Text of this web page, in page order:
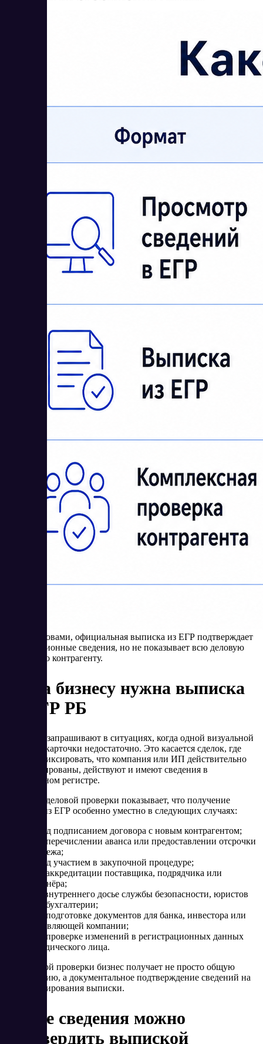
Иными словами, официальная выписка из ЕГР подтверждает
регистрационные сведения, но не показывает всю деловую
картину по контрагенту.
Когда бизнесу нужна выписка
из ЕГР РБ
Документ запрашивают в ситуациях, когда одной визуальной
проверки карточки недостаточно. Это касается сделок, где
важно зафиксировать, что компания или ИП действительно
зарегистрированы, действуют и имеют сведения в
официальном регистре.
Практика деловой проверки показывает, что получение
выписки из ЕГР особенно уместно в следующих случаях:
перед подписанием договора с новым контрагентом;
при перечислении аванса или предоставлении отсрочки
платежа;
перед участием в закупочной процедуре;
при аккредитации поставщика, подрядчика или
партнёра;
для внутреннего досье службы безопасности, юристов
или бухгалтерии;
при подготовке документов для банка, инвестора или
управляющей компании;
при проверке изменений в регистрационных данных
юридического лица.
После такой проверки бизнес получает не просто общую
информацию, а документальное подтверждение сведений на
дату формирования выписки.
Какие сведения можно
подтвердить выпиской